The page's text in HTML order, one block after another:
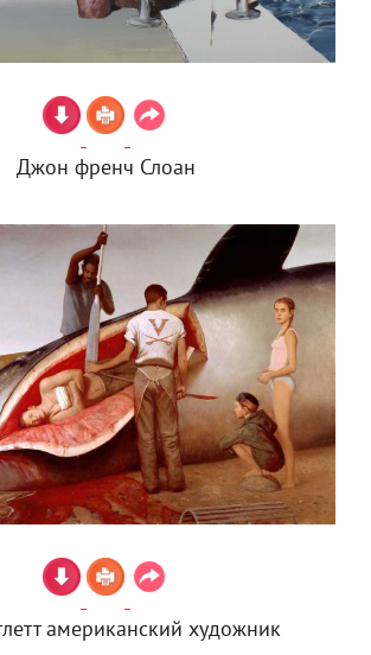
Джон френч Слоан
американский художник